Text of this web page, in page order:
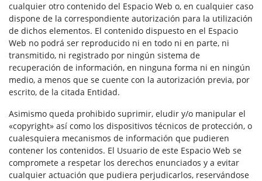
cualquier otro contenido del Espacio Web o, en cualquier caso
dispone de la correspondiente autorización para la utilización
de dichos elementos. El contenido dispuesto en el Espacio
Web no podrá ser reproducido ni en todo ni en parte, ni
transmitido, ni registrado por ningún sistema de
recuperación de información, en ninguna forma ni en ningún
medio, a menos que se cuente con la autorización previa, por
escrito, de la citada Entidad.
Asimismo queda prohibido suprimir, eludir y/o manipular el
«copyright» así como los dispositivos técnicos de protección, o
cualesquiera mecanismos de información que pudieren
contener los contenidos. El Usuario de este Espacio Web se
compromete a respetar los derechos enunciados y a evitar
cualquier actuación que pudiera perjudicarlos, reservándose